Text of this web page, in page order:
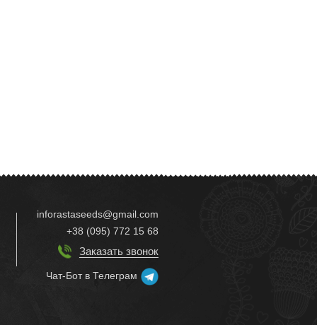
inforastaseeds@gmail.com
+38 (095) 772 15 68
Заказать звонок
Чат-Бот в Телеграм